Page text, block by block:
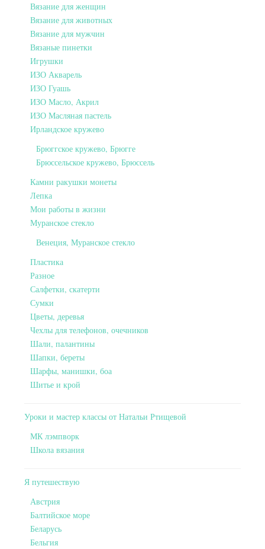
Вязание для женщин
Вязание для животных
Вязание для мужчин
Вязаные пинетки
Игрушки
ИЗО Акварель
ИЗО Гуашь
ИЗО Масло, Акрил
ИЗО Масляная пастель
Ирландское кружево
Брюггское кружево, Брюгге
Брюссельское кружево, Брюссель
Камни ракушки монеты
Лепка
Мои работы в жизни
Муранское стекло
Венеция, Муранское стекло
Пластика
Разное
Салфетки, скатерти
Сумки
Цветы, деревья
Чехлы для телефонов, очечников
Шали, палантины
Шапки, береты
Шарфы, манишки, боа
Шитье и крой
Уроки и мастер классы от Натальи Ртищевой
МК лэмпворк
Школа вязания
Я путешествую
Австрия
Балтийское море
Беларусь
Бельгия